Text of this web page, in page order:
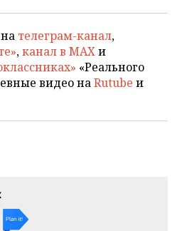
телеграм-канал,
,канал в MAXи
«Реального
видео наRutube и